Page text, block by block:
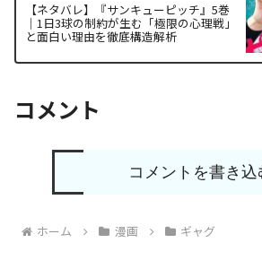
【ネタバレ】『サンキューピッチ』5巻
｜1日3球の制約が生む「極限の心理戦」
と面白い理由を徹底構造解析
コメント
コメントを書き込
ホーム 漫画 ギャグ